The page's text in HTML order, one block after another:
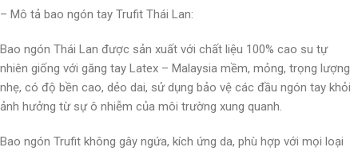
– Mô tả bao ngón tay Trufit Thái Lan:
Bao ngón Thái Lan được sản xuất với chất liệu 100% cao su tự
nhiên giống với găng tay Latex – Malaysia mềm, mỏng, trọng lượng
nhẹ, có độ bền cao, dẻo dai, sử dụng bảo vệ các đầu ngón tay khỏi
ảnh hưởng từ sự ô nhiễm của môi trường xung quanh.
Bao ngón Trufit không gây ngứa, kích ứng da, phù hợp với mọi loại